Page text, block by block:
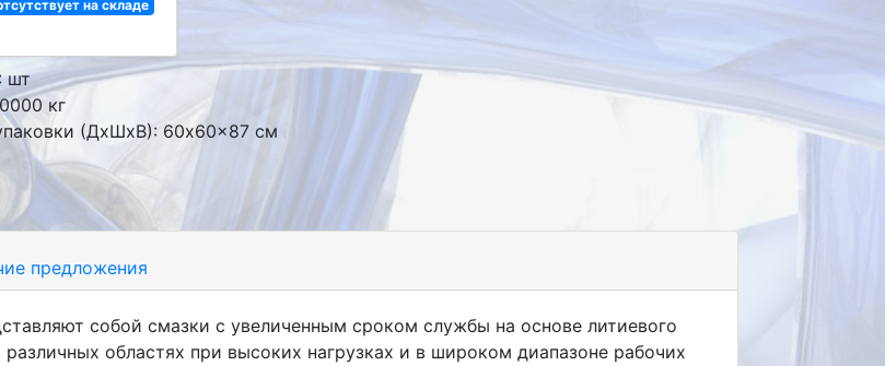
на складе
шт
кг
(ДxШxВ): 60x60x87 см
предложения
собой смазки с увеличенным сроком службы на основе литиевого
областях при высоких нагрузках и в широком диапазоне рабочих